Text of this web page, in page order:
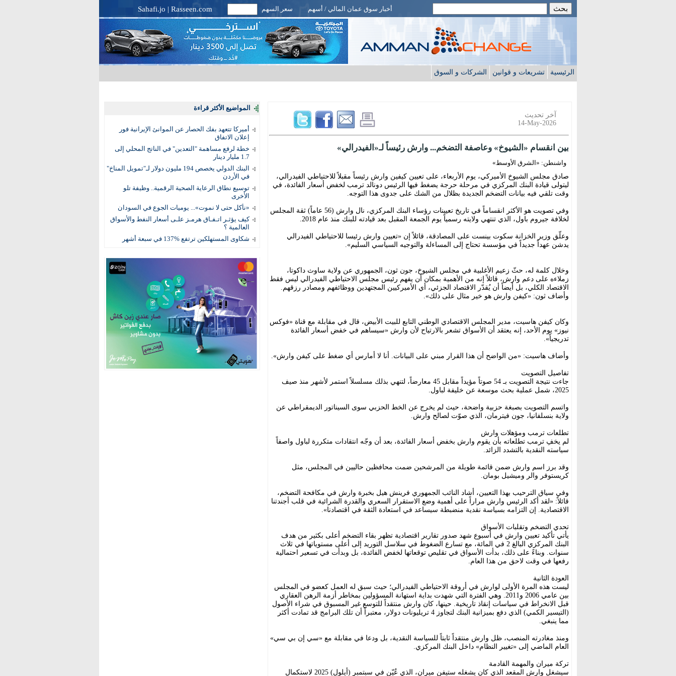
أخبار سوق عمان المالي / أسهم سعر السهم Sahafi.jo | Rasseen.com
الرئيسية تشريعات و قوانين الشركات و السوق
المواضيع الأكثر قراءة
أميركا تتعهد بفك الحصار عن الموانئ الإيرانية فور
إعلان الاتفاق
خطة لرفع مساهمة "التعدين" في الناتج المحلي إلى
1.7 مليار دينار
البنك الدولي يخصص 194 مليون دولار لـ"تمويل المناخ"
في الأردن
توسيع نطاق الرعاية الصحية الرقمية.. وظيفة تلو
الأخرى
«نأكل حتى لا نموت»... يوميات الجوع في السودان
كيف يؤثـر اتـفـاق هرمـز علـى أسعار النفط والأسواق
العالمية ؟
شكاوى المستهلكين ترتفع %137 في سبعة أشهر
آخر تحديث
14-May-2026
بين انقسام «الشيوخ» وعاصفة التضخم... وارش رئيساً لـ«الفيدرالي»
واشنطن: «الشرق الأوسط»
صادق مجلس الشيوخ الأميركي، يوم الأربعاء، على تعيين كيفين وارش رئيساً مقبلاً للاحتياطي الفيدرالي،
ليتولى قيادة البنك المركزي في مرحلة حرجة يضغط فيها الرئيس دونالد ترمب لخفض أسعار الفائدة، في
وقت تلقي فيه بيانات التضخم الجديدة بظلال من الشك على جدوى هذا التوجه.
وفي تصويت هو الأكثر انقساماً في تاريخ تعيينات رؤساء البنك المركزي، نال وارش (56 عاماً) ثقة المجلس
لخلافة جيروم باول، الذي تنتهي ولايته رسمياً يوم الجمعة المقبل بعد قيادته للبنك منذ عام 2018.
وعلّق وزير الخزانة سكوت بينست على المصادقة، قائلاً إن «تعيين وارش رئيسا للاحتياطي الفيدرالي
يدشن عهداً جديداً في مؤسسة تحتاج إلى المساءلة والتوجيه السياسي السليم».
وخلال كلمة له، حثّ زعيم الأغلبية في مجلس الشيوخ، جون ثون، الجمهوري عن ولاية ساوث داكوتا،
زملاءه على دعم وارش، قائلاً إنه من الأهمية بمكان أن يفهم رئيس مجلس الاحتياطي الفيدرالي ليس فقط
الاقتصاد الكلي، بل أيضاً أن يُقدّر الاقتصاد الجزئي، أي الأميركيين المجتهدين ووظائفهم ومصادر رزقهم.
وأضاف ثون: «كيفن وارش هو خير مثال على ذلك».
وكان كيفن هاسيت، مدير المجلس الاقتصادي الوطني التابع للبيت الأبيض، قال في مقابلة مع قناة «فوكس
نيوز» يوم الأحد، إنه يعتقد أن الأسواق تشعر بالارتياح لأن وارش «سيساهم في خفض أسعار الفائدة
تدريجياً».
وأضاف هاسيت: «من الواضح أن هذا القرار مبني على البيانات. أنا لا أمارس أي ضغط على كيفن وارش».
تفاصيل التصويت
جاءت نتيجة التصويت بـ 54 صوتاً مؤيداً مقابل 45 معارضاً، لتنهي بذلك مسلسلاً استمر لأشهر منذ صيف
2025، شمل عملية بحث موسعة عن خليفة لباول.
واتسم التصويت بصبغة حزبية واضحة، حيث لم يخرج عن الخط الحزبي سوى السيناتور الديمقراطي عن
ولاية بنسلفانيا، جون فيترمان، الذي صوّت لصالح وارش.
تطلعات ترمب ومؤهلات وارش
لم يخفِ ترمب تطلعاته بأن يقوم وارش بخفض أسعار الفائدة، بعد أن وجّه انتقادات متكررة لباول واصفاً
سياسته النقدية بالتشدد الزائد.
وقد برز اسم وارش ضمن قائمة طويلة من المرشحين ضمت محافظين حاليين في المجلس، مثل
كريستوفر والر وميشيل بومان.
وفي سياق الترحيب بهذا التعيين، أشاد النائب الجمهوري فرينش هيل بخبرة وارش في مكافحة التضخم،
قائلاً: «لقد أكد الرئيس وارش مراراً على أهمية وضع الاستقرار السعري والقدرة الشرائية في قلب أجندتنا
الاقتصادية. إن التزامه بسياسة نقدية منضبطة سيساعد في استعادة الثقة في اقتصادنا».
تحدي التضخم وتقلبات الأسواق
يأتي تأكيد تعيين وارش في أسبوع شهد صدور تقارير اقتصادية تظهر بقاء التضخم أعلى بكثير من هدف
البنك المركزي البالغ 2 في المائة، مع تسارع الضغوط في سلاسل التوريد إلى أعلى مستوياتها في ثلاث
سنوات. وبناءً على ذلك، بدأت الأسواق في تقليص توقعاتها لخفض الفائدة، بل وبدأت في تسعير احتمالية
رفعها في وقت لاحق من هذا العام.
العودة الثانية
ليست هذه المرة الأولى لوارش في أروقة الاحتياطي الفيدرالي؛ حيث سبق له العمل كعضو في المجلس
بين عامي 2006 و2011. وهي الفترة التي شهدت بداية استهانة المسؤولين بمخاطر أزمة الرهن العقاري
قبل الانخراط في سياسات إنقاذ تاريخية. حينها، كان وارش منتقداً للتوسع غير المسبوق في شراء الأصول
(التيسير الكمي) الذي دفع بميزانية البنك لتجاوز 4 تريليونات دولار، معتبراً أن تلك البرامج قد تمادت أكثر
مما ينبغي.
ومنذ مغادرته المنصب، ظل وارش منتقداً ثابتاً للسياسة النقدية، بل ودعا في مقابلة مع «سي إن بي سي»
العام الماضي إلى «تغيير النظام» داخل البنك المركزي.
تركة ميران والمهمة القادمة
سيشغل وارش المقعد الذي كان يشغله ستيفن ميران، الذي عُيّن في سبتمبر (أيلول) 2025 لاستكمال